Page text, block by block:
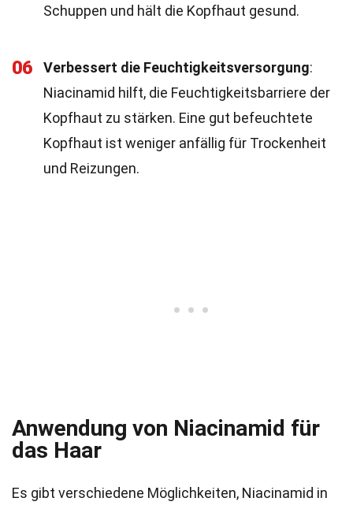
Schuppen und hält die Kopfhaut gesund.
06 Verbessert die Feuchtigkeitsversorgung:
Niacinamid hilft, die Feuchtigkeitsbarriere der
Kopfhaut zu stärken. Eine gut befeuchtete
Kopfhaut ist weniger anfällig für Trockenheit
und Reizungen.
Anwendung von Niacinamid für
das Haar
Es gibt verschiedene Möglichkeiten, Niacinamid in